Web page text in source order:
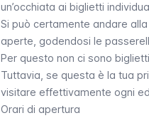
un’occhiata ai biglietti
Si può certamente andare
aperte, godendosi le
Per questo non ci sono
Tuttavia, se questa è la tua
visitare effettivamente ogni
Orari di apertura